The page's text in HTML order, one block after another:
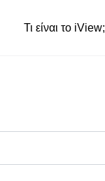
Τι είναι το iView;